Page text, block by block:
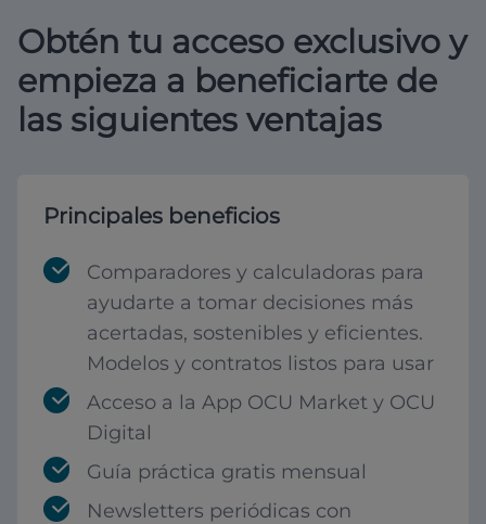
Obtén tu acceso exclusivo y
empieza a beneficiarte de
las siguientes ventajas
Principales beneficios
Comparadores y calculadoras para
ayudarte a tomar decisiones más
acertadas, sostenibles y eficientes.
Modelos y contratos listos para usar
Acceso a la App OCU Market y OCU
Digital
Guía práctica gratis mensual
Newsletters periódicas con